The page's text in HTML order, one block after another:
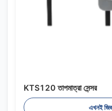
KTS120 তাপমাত্রা সেন্সর
এখনই